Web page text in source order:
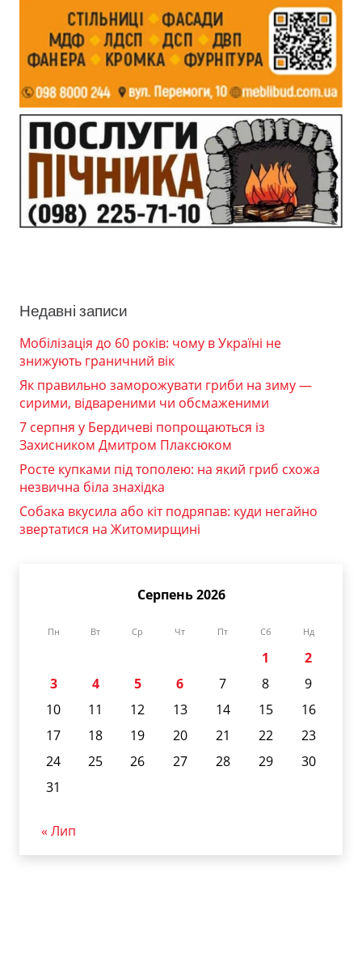
Недавні записи
Мобілізація до 60 років: чому в Україні не
знижують граничний вік
Як правильно заморожувати гриби на зиму —
сирими, відвареними чи обсмаженими
7 серпня у Бердичеві попрощаються із
Захисником Дмитром Плаксюком
Росте купками під тополею: на який гриб схожа
незвична біла знахідка
Собака вкусила або кіт подряпав: куди негайно
звертатися на Житомирщині
Серпень 2026
Пн Вт Ср Чт Пт Сб Нд
1
2
3
4 5 6 7 8
9
10
11 12 13 14 15
16
17
18 19 20 21 22
23
24
25 26 27 28 29
30
31
« Лип